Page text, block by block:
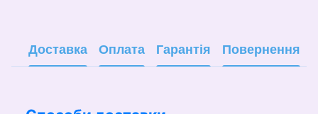
Доставка Оплата Гарантія Повернення